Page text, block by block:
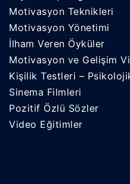
Motivasyon Teknikleri
Motivasyon Yönetimi
İlham Veren Öyküler
Motivasyon ve Gelişim
Kişilik Testleri –
Sinema Filmleri
Pozitif Özlü Sözler
Video Eğitimler